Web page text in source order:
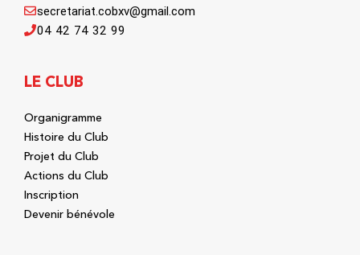
04 42 74 32 99
secretariat.cobxv@gmail.com
LE CLUB
Organigramme
Histoire du Club
Projet du Club
Actions du Club
Inscription
Devenir bénévole